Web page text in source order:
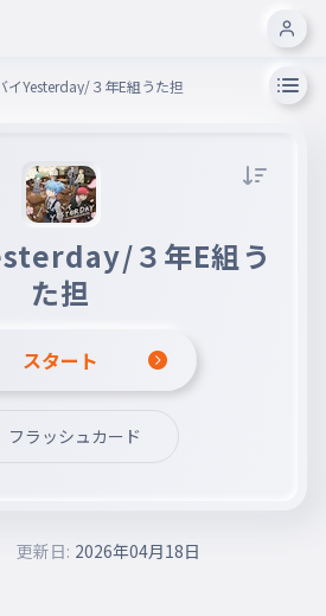
イYesterday/３年E組うた担
３年E組う
た担
スタート
フラッシュカード
更新日: 2026年04月18日